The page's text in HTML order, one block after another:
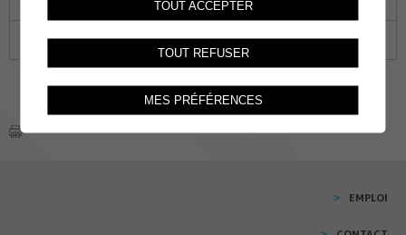
31 01 02 03 04
EMPLOI
TOUT ACCEPTER
TOUT REFUSER
MES PRÉFÉRENCES